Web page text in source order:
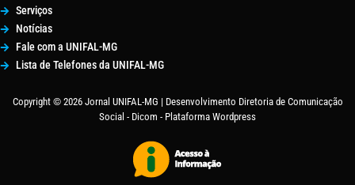
Serviços
Notícias
Fale com a UNIFAL-MG
Lista de Telefones da UNIFAL-MG
Copyright © 2026 Jornal UNIFAL-MG | Desenvolvimento Diretoria de Comunicação
Social - Dicom - Plataforma Wordpress